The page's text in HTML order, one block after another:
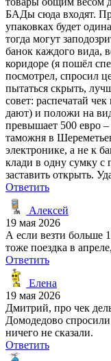
БАДы сюда входят.
упаковках будет
тогда могут
банок каждого вида,
коридоре (я пошёл
посмотрел, спросил
пытаться скрыть,
совет: распечатай
дают) и положи на
превышает 500 евро
таможня в
электронике, а не к
клади в одну сумку с
заставить открыть.
Ответить
Алексей
19 мая 2026
А если везти больше
тоже поездка в
Ответить
Елена
19 мая 2026
Дмитрий, про чек
Домодедово
ничего не сказали.
Ответить